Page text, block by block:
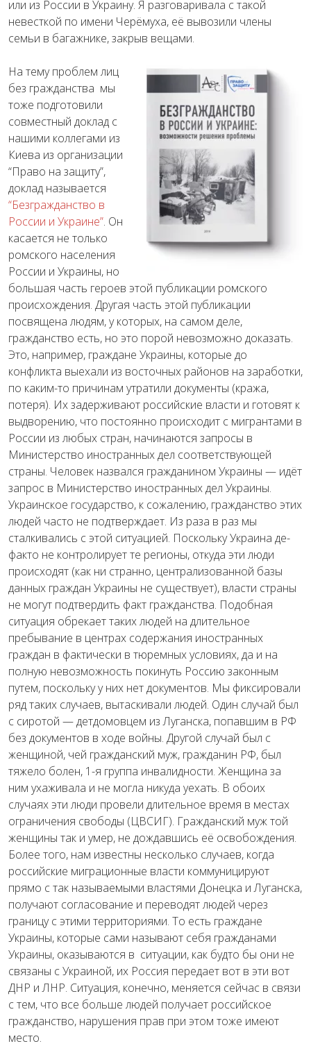
или из России в Украину. Я разговаривала с такой
невесткой по имени Черёмуха, её вывозили члены
семьи в багажнике, закрыв вещами.
На тему проблем лиц
без гражданства мы
тоже подготовили
совместный доклад с
нашими коллегами из
Киева из организации
“Право на защиту”,
доклад называется
“Безгражданство в
России и Украине”. Он
касается не только
ромского населения
России и Украины, но
большая часть героев этой публикации ромского
происхождения. Другая часть этой публикации
посвящена людям, у которых, на самом деле,
гражданство есть, но это порой невозможно доказать.
Это, например, граждане Украины, которые до
конфликта выехали из восточных районов на заработки,
по каким-то причинам утратили документы (кража,
потеря). Их задерживают российские власти и готовят к
выдворению, что постоянно происходит с мигрантами в
России из любых стран, начинаются запросы в
Министерство иностранных дел соответствующей
страны. Человек назвался гражданином Украины — идёт
запрос в Министерство иностранных дел Украины.
Украинское государство, к сожалению, гражданство этих
людей часто не подтверждает. Из раза в раз мы
сталкивались с этой ситуацией. Поскольку Украина де-
факто не контролирует те регионы, откуда эти люди
происходят (как ни странно, централизованной базы
данных граждан Украины не существует), власти страны
не могут подтвердить факт гражданства. Подобная
ситуация обрекает таких людей на длительное
пребывание в центрах содержания иностранных
граждан в фактически в тюремных условиях, да и на
полную невозможность покинуть Россию законным
путем, поскольку у них нет документов. Мы фиксировали
ряд таких случаев, вытаскивали людей. Один случай был
с сиротой — детдомовцем из Луганска, попавшим в РФ
без документов в ходе войны. Другой случай был с
женщиной, чей гражданский муж, гражданин РФ, был
тяжело болен, 1-я группа инвалидности. Женщина за
ним ухаживала и не могла никуда уехать. В обоих
случаях эти люди провели длительное время в местах
ограничения свободы (ЦВСИГ). Гражданский муж той
женщины так и умер, не дождавшись её освобождения.
Более того, нам известны несколько случаев, когда
российские миграционные власти коммуницируют
прямо с так называемыми властями Донецка и Луганска,
получают согласование и переводят людей через
границу с этими территориями. То есть граждане
Украины, которые сами называют себя гражданами
Украины, оказываются в ситуации, как будто бы они не
связаны с Украиной, их Россия передает вот в эти вот
ДНР и ЛНР. Ситуация, конечно, меняется сейчас в связи
с тем, что все больше людей получает российское
гражданство, нарушения прав при этом тоже имеют
место.